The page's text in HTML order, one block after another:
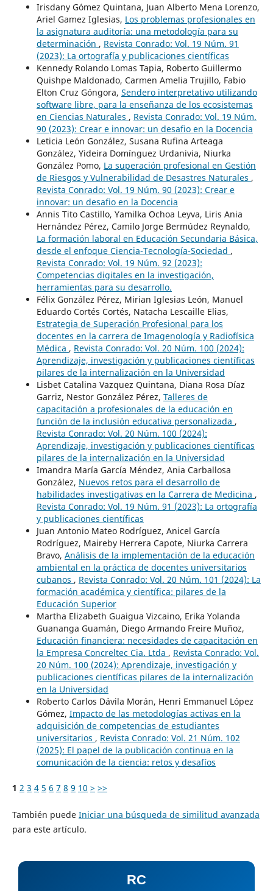
Irisdany Gómez Quintana, Juan Alberto Mena Lorenzo,
Ariel Gamez Iglesias, Los problemas profesionales en
la asignatura auditoría: una metodología para su
determinación , Revista Conrado: Vol. 19 Núm. 91
(2023): La ortografía y publicaciones científicas
Kennedy Rolando Lomas Tapia, Roberto Guillermo
Quishpe Maldonado, Carmen Amelia Trujillo, Fabio
Elton Cruz Góngora, Sendero interpretativo utilizando
software libre, para la enseñanza de los ecosistemas
en Ciencias Naturales , Revista Conrado: Vol. 19 Núm.
90 (2023): Crear e innovar: un desafio en la Docencia
Leticia León González, Susana Rufina Arteaga
González, Yideira Domínguez Urdanivia, Niurka
González Pomo, La superación profesional en Gestión
de Riesgos y Vulnerabilidad de Desastres Naturales ,
Revista Conrado: Vol. 19 Núm. 90 (2023): Crear e
innovar: un desafio en la Docencia
Annis Tito Castillo, Yamilka Ochoa Leyva, Liris Ania
Hernández Pérez, Camilo Jorge Bermúdez Reynaldo,
La formación laboral en Educación Secundaria Básica,
desde el enfoque Ciencia-Tecnología-Sociedad ,
Revista Conrado: Vol. 19 Núm. 92 (2023):
Competencias digitales en la investigación,
herramientas para su desarrollo.
Félix González Pérez, Mirian Iglesias León, Manuel
Eduardo Cortés Cortés, Natacha Lescaille Elias,
Estrategia de Superación Profesional para los
docentes en la carrera de Imagenología y Radiofísica
Médica , Revista Conrado: Vol. 20 Núm. 100 (2024):
Aprendizaje, investigación y publicaciones científicas
pilares de la internalización en la Universidad
Lisbet Catalina Vazquez Quintana, Diana Rosa Díaz
Garriz, Nestor González Pérez, Talleres de
capacitación a profesionales de la educación en
función de la inclusión educativa personalizada ,
Revista Conrado: Vol. 20 Núm. 100 (2024):
Aprendizaje, investigación y publicaciones científicas
pilares de la internalización en la Universidad
Imandra María García Méndez, Ania Carballosa
González, Nuevos retos para el desarrollo de
habilidades investigativas en la Carrera de Medicina ,
Revista Conrado: Vol. 19 Núm. 91 (2023): La ortografía
y publicaciones científicas
Juan Antonio Mateo Rodríguez, Anicel García
Rodríguez, Maireby Herrera Capote, Niurka Carrera
Bravo, Análisis de la implementación de la educación
ambiental en la práctica de docentes universitarios
cubanos , Revista Conrado: Vol. 20 Núm. 101 (2024): La
formación académica y científica: pilares de la
Educación Superior
Martha Elizabeth Guaigua Vizcaino, Erika Yolanda
Guananga Guamán, Diego Armando Freire Muñoz,
Educación financiera: necesidades de capacitación en
la Empresa Concreltec Cia. Ltda , Revista Conrado: Vol.
20 Núm. 100 (2024): Aprendizaje, investigación y
publicaciones científicas pilares de la internalización
en la Universidad
Roberto Carlos Dávila Morán, Henri Emmanuel López
Gómez, Impacto de las metodologías activas en la
adquisición de competencias de estudiantes
universitarios , Revista Conrado: Vol. 21 Núm. 102
(2025): El papel de la publicación continua en la
comunicación de la ciencia: retos y desafíos
1 2 3 4 5 6 7 8 9 10 > >>
También puede Iniciar una búsqueda de similitud avanzada
para este artículo.
RC